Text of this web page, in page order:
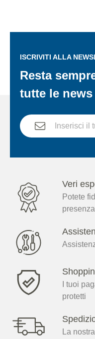
ISCRIVITI ALLA
Resta
tutte le
Veri
Potete
I tuoi
protetti
La